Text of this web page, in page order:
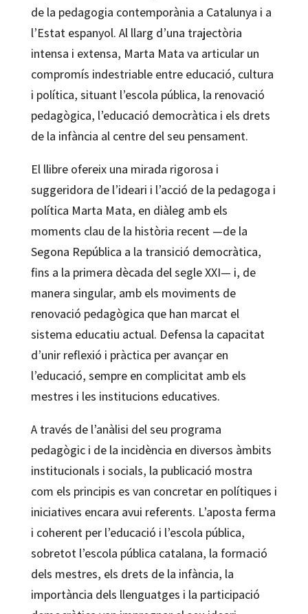
de la pedagogia contemporània a Catalunya i a
l’Estat espanyol. Al llarg d’una trajectòria
intensa i extensa, Marta Mata va articular un
compromís indestriable entre educació, cultura
i política, situant l’escola pública, la renovació
pedagògica, l’educació democràtica i els drets
de la infància al centre del seu pensament.
El llibre ofereix una mirada rigorosa i
suggeridora de l’ideari i l’acció de la pedagoga i
política Marta Mata, en diàleg amb els
moments clau de la història recent —de la
Segona República a la transició democràtica,
fins a la primera dècada del segle XXI— i, de
manera singular, amb els moviments de
renovació pedagògica que han marcat el
sistema educatiu actual. Defensa la capacitat
d’unir reflexió i pràctica per avançar en
l’educació, sempre en complicitat amb els
mestres i les institucions educatives.
A través de l’anàlisi del seu programa
pedagògic i de la incidència en diversos àmbits
institucionals i socials, la publicació mostra
com els principis es van concretar en polítiques i
iniciatives encara avui referents. L’aposta ferma
i coherent per l’educació i l’escola pública,
sobretot l’escola pública catalana, la formació
dels mestres, els drets de la infància, la
importància dels llenguatges i la participació